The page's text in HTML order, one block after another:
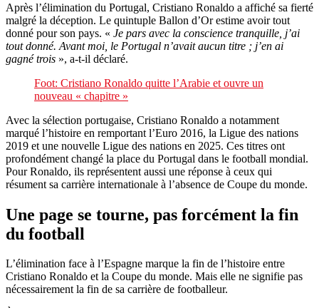
Après l’élimination du Portugal, Cristiano Ronaldo a affiché sa fierté
malgré la déception. Le quintuple Ballon d’Or estime avoir tout
donné pour son pays. « Je pars avec la conscience tranquille, j’ai
tout donné. Avant moi, le Portugal n’avait aucun titre ; j’en ai
gagné trois », a-t-il déclaré.
Foot: Cristiano Ronaldo quitte l’Arabie et ouvre un
nouveau « chapitre »
Avec la sélection portugaise, Cristiano Ronaldo a notamment
marqué l’histoire en remportant l’Euro 2016, la Ligue des nations
2019 et une nouvelle Ligue des nations en 2025. Ces titres ont
profondément changé la place du Portugal dans le football mondial.
Pour Ronaldo, ils représentent aussi une réponse à ceux qui
résument sa carrière internationale à l’absence de Coupe du monde.
Une page se tourne, pas forcément la fin
du football
L’élimination face à l’Espagne marque la fin de l’histoire entre
Cristiano Ronaldo et la Coupe du monde. Mais elle ne signifie pas
nécessairement la fin de sa carrière de footballeur.